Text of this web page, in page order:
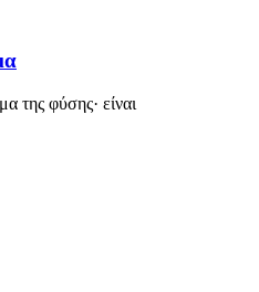
της φύσης· είναι